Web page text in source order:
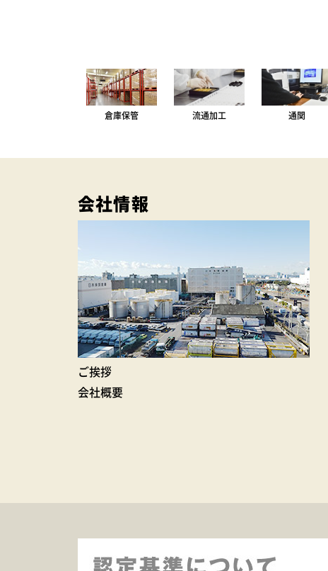
倉庫保管 流通加工 通関
会社情報
ご挨拶
会社概要